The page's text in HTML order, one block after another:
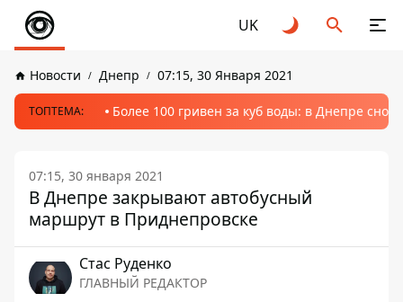
UK
Новости Днепр 07:15, 30 Января 2021
ТОПТЕМА: Более 100 гривен за куб воды: в Днепре
07:15, 30 января 2021
В Днепре закрывают автобусный
маршрут в Приднепровске
Стаc Руденко
ГЛАВНЫЙ РЕДАКТОР